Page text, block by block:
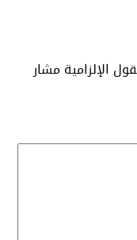
الإلزامية مشار